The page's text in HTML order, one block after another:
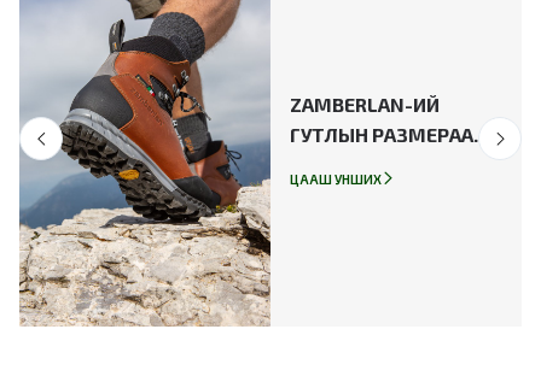
ZAMBERLAN-ИЙ
ГУТЛЫН РАЗМЕРАА
ЗААВАР
ЦААШ УНШИХ